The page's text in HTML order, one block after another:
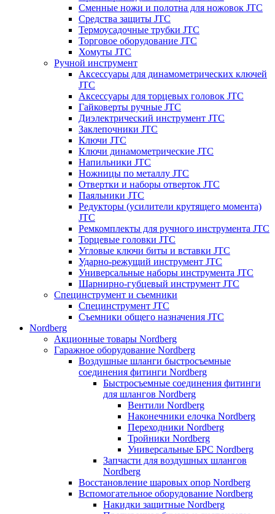
Сменные ножи и полотна для ножовок JTC
Средства защиты JTC
Термоусадочные трубки JTC
Торговое оборудование JTC
Хомуты JTC
Ручной инструмент
Аксессуары для динамометрических ключей
JTC
Аксессуары для торцевых головок JTC
Гайковерты ручные JTC
Диэлектрический инструмент JTC
Заклепочники JTC
Ключи JTC
Ключи динамометрические JTC
Напильники JTC
Ножницы по металлу JTC
Отвертки и наборы отверток JTC
Паяльники JTC
Редукторы (усилители крутящего момента)
JTC
Ремкомплекты для ручного инструмента JTC
Торцевые головки JTC
Угловые ключи биты и вставки JTC
Ударно-режущий инструмент JTC
Универсальные наборы инструмента JTC
Шарнирно-губцевый инструмент JTC
Специнструмент и съемники
Специнструмент JTC
Съемники общего назначения JTC
Nordberg
Акционные товары Nordberg
Гаражное оборудование Nordberg
Воздушные шланги быстросъемные
соединения фитинги Nordberg
Быстросъемные соединения фитинги
для шлангов Nordberg
Вентили Nordberg
Наконечники елочка Nordberg
Переходники Nordberg
Тройники Nordberg
Универсальные БРС Nordberg
Запчасти для воздушных шлангов
Nordberg
Восстановление шаровых опор Nordberg
Вспомогательное оборудование Nordberg
Накидки защитные Nordberg